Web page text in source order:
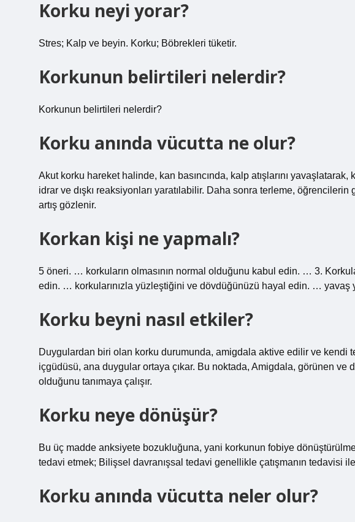
Korku neyi yorar?
Stres; Kalp ve beyin. Korku; Böbrekleri tüketir.
Korkunun belirtileri nelerdir?
Korkunun belirtileri nelerdir?
Korku anında vücutta ne olur?
Akut korku hareket halinde, kan basıncında, kalp atışlarını
idrar ve dışkı reaksiyonları yaratılabilir. Daha sonra terleme, öğrencilerin
artış gözlenir.
Korkan kişi ne yapmalı?
5 öneri. … korkuların olmasının normal olduğunu kabul edin. … 3.
edin. … korkularınızla yüzleştiğini ve dövdüğünüzü hayal edin. … yavaş
Korku beyni nasıl etkiler?
Duygulardan biri olan korku durumunda, amigdala aktive edilir ve kendi
içgüdüsü, ana duygular ortaya çıkar. Bu noktada, Amigdala, görünen
olduğunu tanımaya çalışır.
Korku neye dönüşür?
Bu üç madde anksiyete bozukluğuna, yani korkunun fobiye
tedavi etmek; Bilişsel davranışsal tedavi genellikle çatışmanın tedavisi
Korku anında vücutta neler olur?